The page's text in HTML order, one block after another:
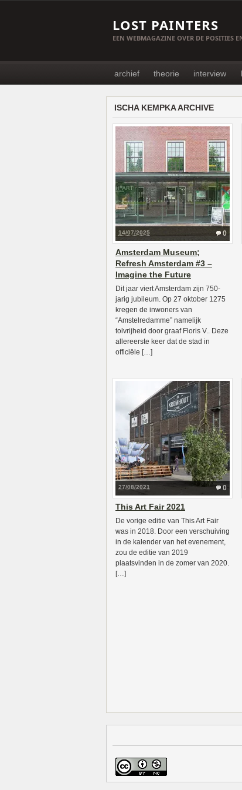
LOST PAINTERS
EEN WEBMAGAZINE OVER DE POSITIES
archief theorie interview
ISCHA KEMPKA ARCHIVE
0
14/07/2025
Amsterdam Museum;
Refresh Amsterdam #3 –
Imagine the Future
Dit jaar viert Amsterdam zijn 750-
jarig jubileum. Op 27 oktober 1275
kregen de inwoners van
“Amstelredamme” namelijk
tolvrijheid door graaf Floris V.. Deze
allereerste keer dat de stad in
officiële […]
0
27/08/2021
This Art Fair 2021
De vorige editie van This Art Fair
was in 2018. Door een verschuiving
in de kalender van het evenement,
zou de editie van 2019
plaatsvinden in de zomer van 2020.
[…]